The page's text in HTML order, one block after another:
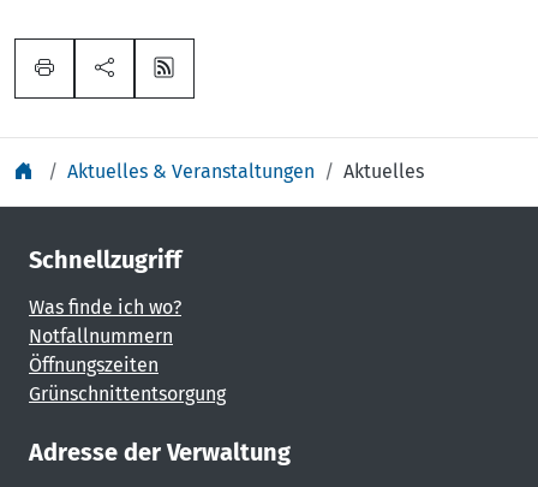
Aktuelles & Veranstaltungen Aktuelles
Schnellzugriff
Was finde ich wo?
Notfallnummern
Öffnungszeiten
Grünschnittentsorgung
Adresse der Verwaltung